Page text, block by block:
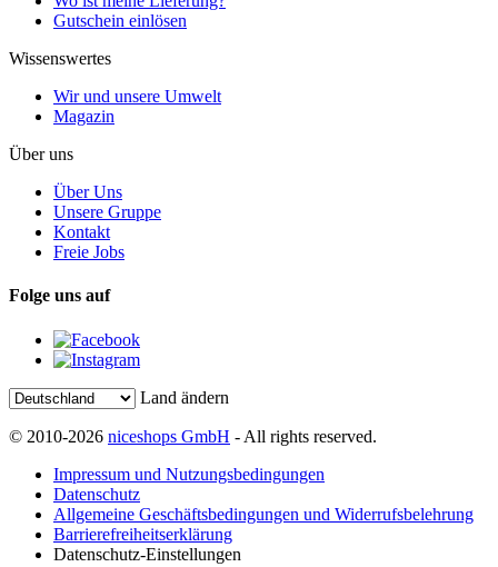
Gutschein einlösen
Wissenswertes
Wir und unsere Umwelt
Magazin
Über uns
Über Uns
Unsere Gruppe
Kontakt
Freie Jobs
Folge uns auf
Land ändern
© 2010-2026 niceshops GmbH - All rights reserved.
Impressum und Nutzungsbedingungen
Datenschutz
Allgemeine Geschäftsbedingungen und Widerrufsbelehrung
Barrierefreiheitserklärung
Datenschutz-Einstellungen